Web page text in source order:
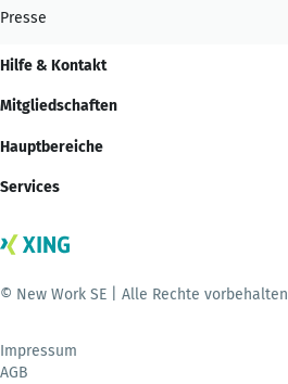
Presse
Hilfe & Kontakt
Mitgliedschaften
Hauptbereiche
Services
© New Work SE | Alle Rechte vorbehalten
Impressum
AGB